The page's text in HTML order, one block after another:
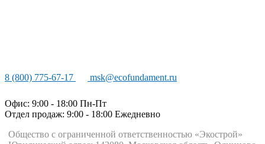
8 (800) 775-67-17 msk@ecofundament.ru
Офис: 9:00 - 18:00 Пн-Пт
Отдел продаж: 9:00 - 18:00 Ежедневно
Общество с ограниченной ответственностью «Экострой»